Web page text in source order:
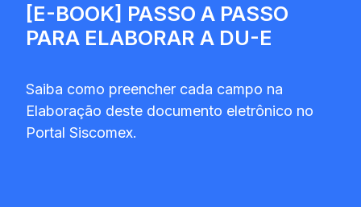
[E-BOOK] PASSO A PASSO
PARA ELABORAR A DU-E
Saiba como preencher cada campo na
Elaboração deste documento eletrônico no
Portal Siscomex.